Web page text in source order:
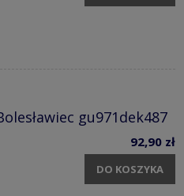
gu971dek487
92,90 zł
DO KOSZYKA